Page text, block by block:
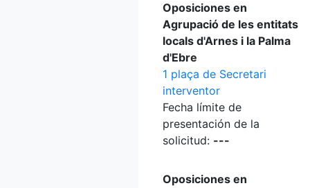
Oposiciones en
Agrupació de les entitats
locals d'Arnes i la Palma
d'Ebre
1 plaça de Secretari
interventor
Fecha límite de
presentación de la
solicitud: ---
Oposiciones en